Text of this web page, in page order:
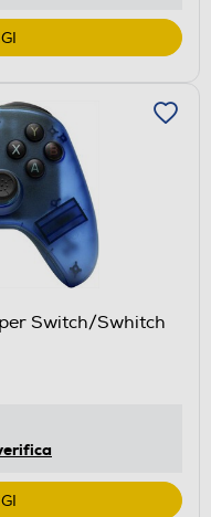
Switch/Swhitch